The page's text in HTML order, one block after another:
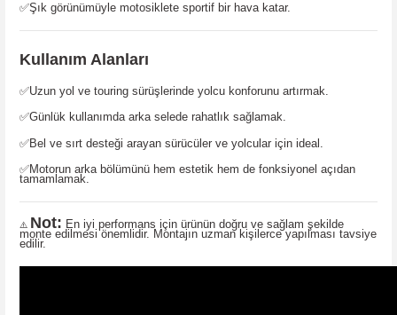
✅Şık görünümüyle motosiklete sportif bir hava katar.
Kullanım Alanları
✅Uzun yol ve touring sürüşlerinde yolcu konforunu artırmak.
✅Günlük kullanımda arka selede rahatlık sağlamak.
✅Bel ve sırt desteği arayan sürücüler ve yolcular için ideal.
✅Motorun arka bölümünü hem estetik hem de fonksiyonel açıdan
tamamlamak.
⚠️ Not: En iyi performans için ürünün doğru ve sağlam şekilde
monte edilmesi önemlidir. Montajın uzman kişilerce yapılması tavsiye
edilir.